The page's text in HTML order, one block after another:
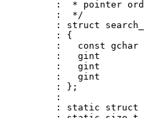
:  * pointer
:  */
: struct
: {
:   const gchar
:   gint
:   gint
:   gint
: };
:
: static